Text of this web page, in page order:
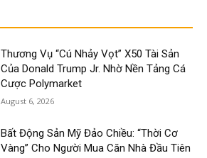
Thương Vụ “Cú Nhảy Vọt” X50 Tài Sản
Của Donald Trump Jr. Nhờ Nền Tảng Cá
Cược Polymarket
August 6, 2026
Bất Động Sản Mỹ Đảo Chiều: “Thời Cơ
Vàng” Cho Người Mua Căn Nhà Đầu Tiên